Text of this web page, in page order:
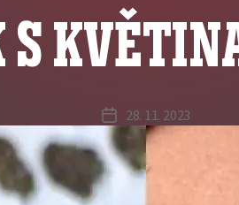
Datum
příspěvku
28. 11. 2023